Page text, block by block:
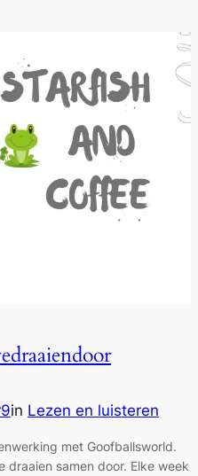
in Lezen en luisteren
met Goofballsworld.
draaien samen door. Elke week